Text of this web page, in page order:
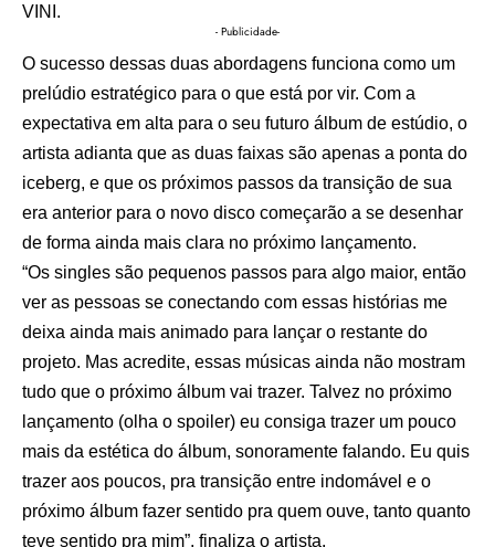
VINI.
- Publicidade-
O sucesso dessas duas abordagens funciona como um
prelúdio estratégico para o que está por vir. Com a
expectativa em alta para o seu futuro álbum de estúdio, o
artista adianta que as duas faixas são apenas a ponta do
iceberg, e que os próximos passos da transição de sua
era anterior para o novo disco começarão a se desenhar
de forma ainda mais clara no próximo lançamento.
“Os singles são pequenos passos para algo maior, então
ver as pessoas se conectando com essas histórias me
deixa ainda mais animado para lançar o restante do
projeto. Mas acredite, essas músicas ainda não mostram
tudo que o próximo álbum vai trazer. Talvez no próximo
lançamento (olha o spoiler) eu consiga trazer um pouco
mais da estética do álbum, sonoramente falando. Eu quis
trazer aos poucos, pra transição entre indomável e o
próximo álbum fazer sentido pra quem ouve, tanto quanto
teve sentido pra mim”, finaliza o artista.